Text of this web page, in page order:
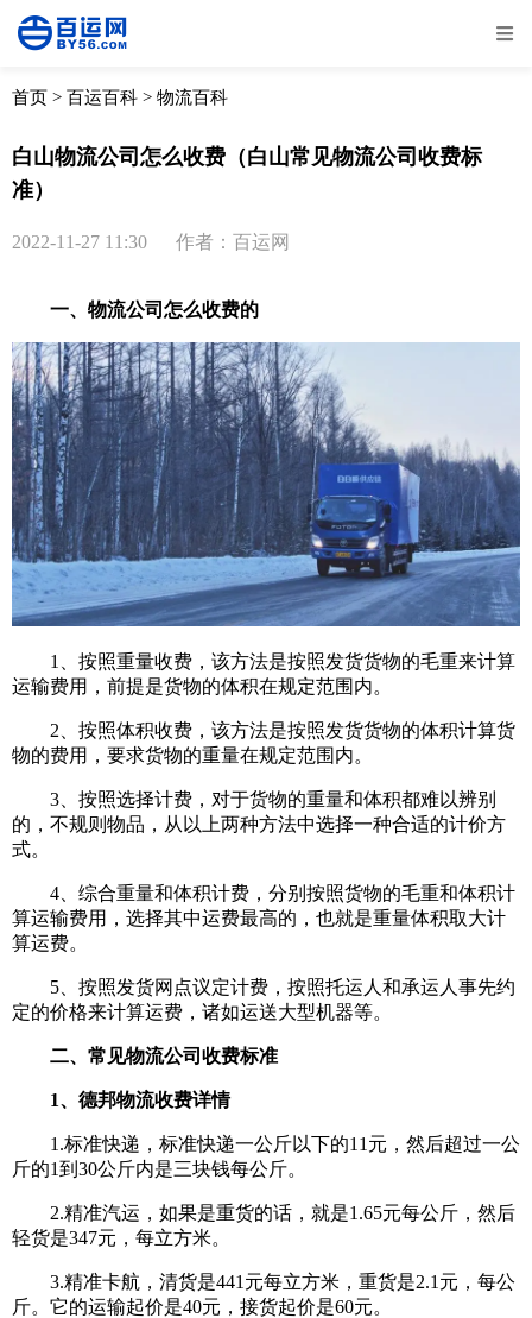
全部 物流资讯
首页 > 百运百科 > 物流百科
白山物流公司怎么收费（白山常见物流公司收费标
准）
2022-11-27 11:30 作者：百运网
一、物流公司怎么收费的
1、按照重量收费，该方法是按照发货货物的毛重来计算
运输费用，前提是货物的体积在规定范围内。
2、按照体积收费，该方法是按照发货货物的体积计算货
物的费用，要求货物的重量在规定范围内。
3、按照选择计费，对于货物的重量和体积都难以辨别
的，不规则物品，从以上两种方法中选择一种合适的计价方
式。
4、综合重量和体积计费，分别按照货物的毛重和体积计
算运输费用，选择其中运费最高的，也就是重量体积取大计
算运费。
5、按照发货网点议定计费，按照托运人和承运人事先约
定的价格来计算运费，诸如运送大型机器等。
二、常见物流公司收费标准
1、 德邦物流收费详情
1.标准快递，标准快递一公斤以下的11元，然后超过一公
斤的1到30公斤内是三块钱每公斤。
2.精准汽运，如果是重货的话，就是1.65元每公斤，然后
轻货是347元，每立方米。
3.精准卡航，清货是441元每立方米，重货是2.1元，每公
斤。它的运输起价是40元，接货起价是60元。